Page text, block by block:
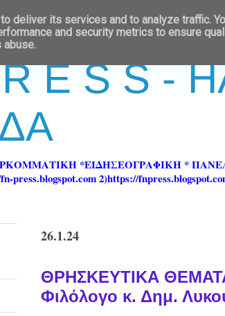
R E S S -
*ΕΙΔΗΣΕΟΓΡΑΦΙΚΗ *
2)https://
26.1.24
ΘΡΗΣΚΕΥΤΙΚΑ
Φιλόλογο κ. Δημ.
deliver its services and to analyze traffic.
and security metrics to ensure
abuse.